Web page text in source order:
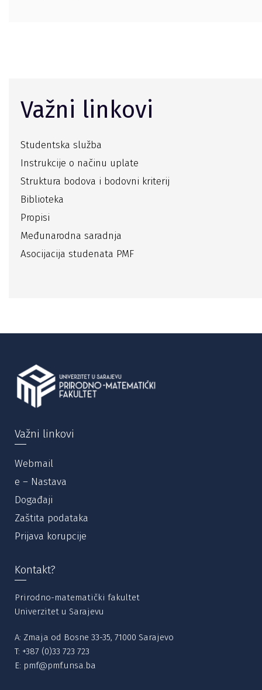
Važni linkovi
Studentska služba
Instrukcije o načinu uplate
Struktura bodova i bodovni kriterij
Biblioteka
Propisi
Međunarodna saradnja
Asocijacija studenata PMF
Važni linkovi
Webmail
e – Nastava
Događaji
Zaštita podataka
Prijava korupcije
Kontakt?
Prirodno-matematički fakultet
Univerzitet u Sarajevu
A: Zmaja od Bosne 33-35, 71000 Sarajevo
T: +387 (0)33 723 723
E: pmf@pmf.unsa.ba